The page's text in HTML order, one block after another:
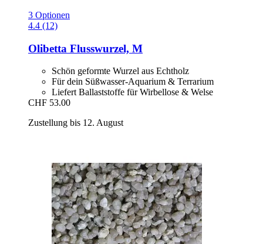
3 Optionen
4.4 (12)
Olibetta Flusswurzel, M
Schön geformte Wurzel aus Echtholz
Für dein Süßwasser-Aquarium & Terrarium
Liefert Ballaststoffe für Wirbellose & Welse
CHF 53.00
Zustellung bis 12. August